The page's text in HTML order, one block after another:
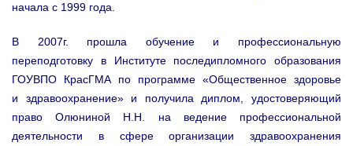
начала с 1999 года.
В 2007г. прошла обучение и профессиональную
переподготовку в Институте последипломного образования
ГОУВПО КрасГМА по программе «Общественное здоровье
и здравоохранение» и получила диплом, удостоверяющий
право Олюниной Н.Н. на ведение профессиональной
деятельности в сфере организации здравоохранения